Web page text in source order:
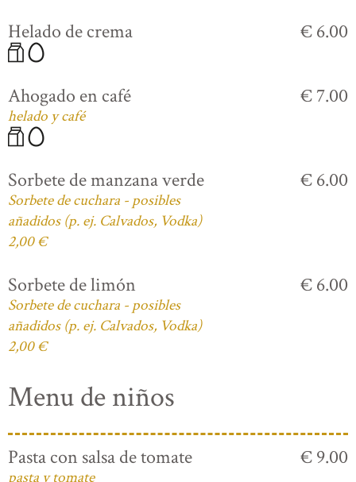
Helado de crema € 6.00
Ahogado en café
helado y café
€ 7.00
Sorbete de manzana verde
Sorbete de cuchara - posibles
añadidos (p. ej. Calvados, Vodka)
2,00 €
€ 6.00
Sorbete de limón
Sorbete de cuchara - posibles
añadidos (p. ej. Calvados, Vodka)
2,00 €
€ 6.00
Menu de niños
Pasta con salsa de tomate
pasta y tomate
€ 9.00